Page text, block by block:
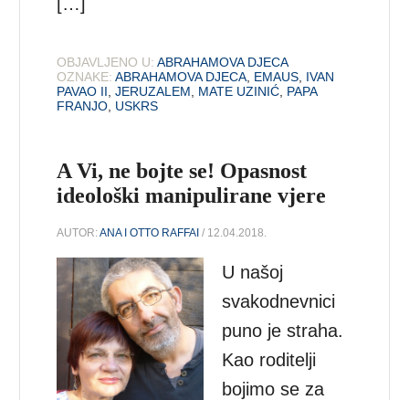
OBJAVLJENO U: ABRAHAMOVA DJECA
OZNAKE: ABRAHAMOVA DJECA EMAUS IVAN
PAVAO II ,JERUZALEM MATE UZINIĆ PAPA
FRANJO USKRS
A Vi, ne bojte se! Opasnost
ideološki manipulirane vjere
AUTOR:ANA I OTTO RAFFAI / 12.04.2018.
U našoj
svakodnevnici
puno je straha.
Kao roditelji
bojimo se za